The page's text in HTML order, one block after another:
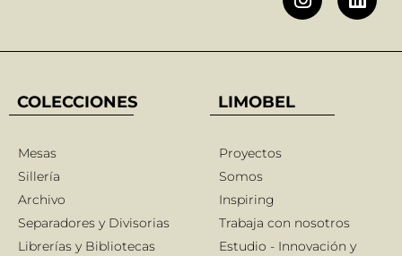
COLECCIONES
Mesas
Sillería
Archivo
Separadores y Divisorias
Librerías y Bibliotecas
LIMOBEL
Proyectos
Somos
Inspiring
Trabaja con nosotros
Estudio - Innovación y